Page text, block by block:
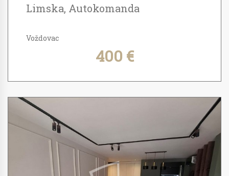
Limska, Autokomanda
Voždovac
400 €